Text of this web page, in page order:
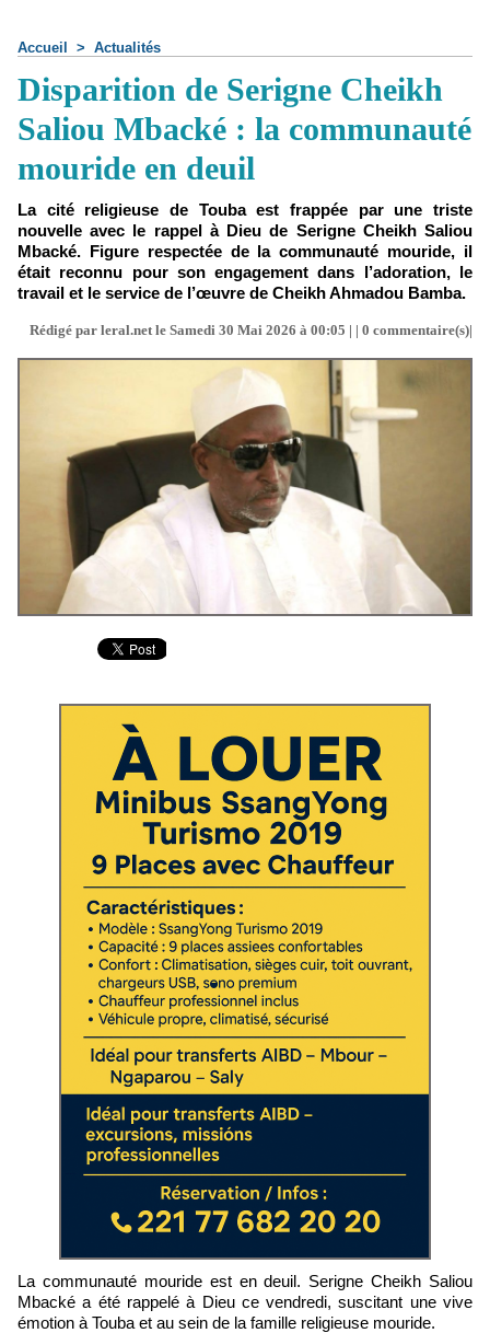
Accueil > Actualités
Disparition de Serigne Cheikh
Saliou Mbacké : la communauté
mouride en deuil
La cité religieuse de Touba est frappée par une triste
nouvelle avec le rappel à Dieu de Serigne Cheikh Saliou
Mbacké. Figure respectée de la communauté mouride, il
était reconnu pour son engagement dans l’adoration, le
travail et le service de l’œuvre de Cheikh Ahmadou Bamba.
Rédigé par leral.net le Samedi 30 Mai 2026 à 00:05 | | 0 commentaire(s)|
La communauté mouride est en deuil. Serigne Cheikh Saliou
Mbacké a été rappelé à Dieu ce vendredi, suscitant une vive
émotion à Touba et au sein de la famille religieuse mouride.